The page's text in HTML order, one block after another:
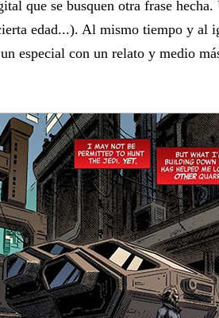
que se busquen otra frase hecha.
edad...). Al mismo tiempo y al
especial con un relato y medio